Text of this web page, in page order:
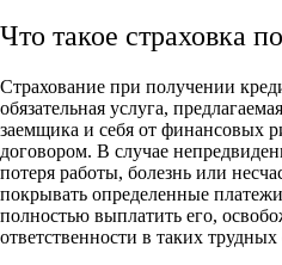
Что такое страховка
Страхование при получении
обязательная услуга,
заемщика и себя от финансовых
договором. В случае
потеря работы, болезнь или
покрывать определенные
полностью выплатить его,
ответственности в таких трудных